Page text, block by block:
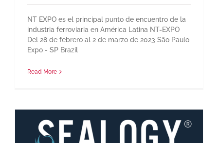
NT EXPO es el principal punto de encuentro de la
industria ferroviaria en América Latina NT-EXPO
Del 28 de febrero al 2 de marzo de 2023 São Paulo
Expo - SP Brazil
Read More